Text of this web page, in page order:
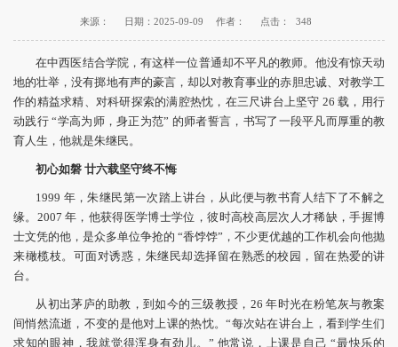
来源： 日期：2025-09-09 作者： 点击： 348
在中西医结合学院，有这样一位普通却不平凡的教师。他没有惊天动
地的壮举，没有掷地有声的豪言，却以对教育事业的赤胆忠诚、对教学工
作的精益求精、对科研探索的满腔热忱，在三尺讲台上坚守 26 载，用行
动践行 “学高为师，身正为范” 的师者誓言，书写了一段平凡而厚重的教
育人生，他就是朱继民。
初心如磐 廿六载坚守终不悔
1999 年，朱继民第一次踏上讲台，从此便与教书育人结下了不解之
缘。2007 年，他获得医学博士学位，彼时高校高层次人才稀缺，手握博
士文凭的他，是众多单位争抢的 “香饽饽”，不少更优越的工作机会向他抛
来橄榄枝。可面对诱惑，朱继民却选择留在熟悉的校园，留在热爱的讲
台。
从初出茅庐的助教，到如今的三级教授，26 年时光在粉笔灰与教案
间悄然流逝，不变的是他对上课的热忱。“每次站在讲台上，看到学生们
求知的眼神，我就觉得浑身有劲儿。” 他常说，上课是自己 “最快乐的